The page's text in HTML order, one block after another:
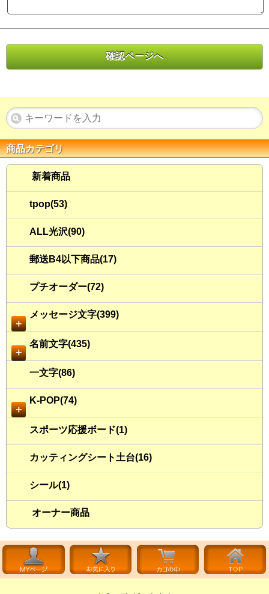
商品カテゴリ
新着商品
tpop(53)
ALL光沢(90)
郵送B4以下商品(17)
プチオーダー(72)
＋
メッセージ文字(399)
＋
名前文字(435)
一文字(86)
＋
K-POP(74)
スポーツ応援ボード(1)
カッティングシート土台(16)
シール(1)
オーナー商品